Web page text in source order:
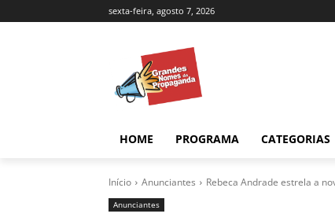
sexta-feira, agosto 7, 2026
HOME PROGRAMA CATEGORIAS
Início Anunciantes Rebeca Andrade estrela a
Anunciantes